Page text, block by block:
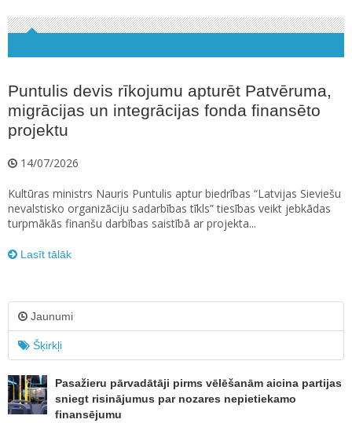
Puntulis devis rīkojumu apturēt Patvēruma,
migrācijas un integrācijas fonda finansēto
projektu
14/07/2026
Kultūras ministrs Nauris Puntulis aptur biedrības “Latvijas Sieviešu
nevalstisko organizāciju sadarbības tīkls” tiesības veikt jebkādas
turpmākās finanšu darbības saistībā ar projekta...
Lasīt tālāk
Jaunumi
Šķirkļi
Pasažieru pārvadātāji pirms vēlēšanām aicina partijas
sniegt risinājumus par nozares nepietiekamo
finansējumu